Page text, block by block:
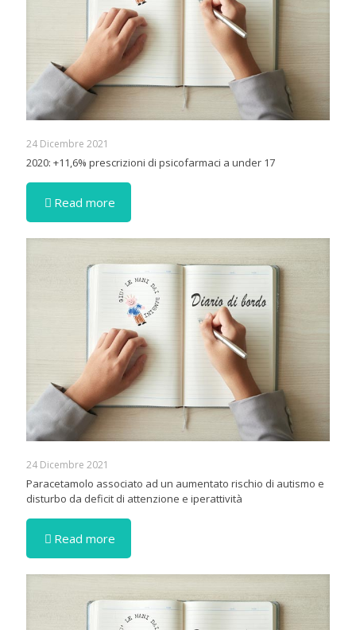
24 Dicembre 2021
2020: +11,6% prescrizioni di psicofarmaci a under 17
Read more
24 Dicembre 2021
Paracetamolo associato ad un aumentato rischio di autismo e
disturbo da deficit di attenzione e iperattività
Read more